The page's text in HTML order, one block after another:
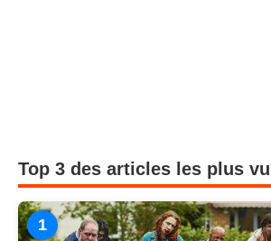
Top 3 des articles les plus
1